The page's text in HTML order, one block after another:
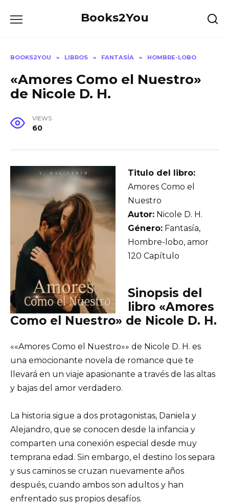
Books2You
BOOKS2YOU » LIBROS » FANTASÍA » HOMBRE-LOBO
«Amores Como el Nuestro»
de Nicole D. H.
VIEWS
60
Titulo del libro:
Amores Como el
Nuestro
Autor: Nicole D. H.
Género: Fantasía,
Hombre-lobo, amor
120 Capítulo
Sinopsis del
libro «Amores
Como el Nuestro» de Nicole D. H.
««Amores Como el Nuestro»» de Nicole D. H. es
una emocionante novela de romance que te
llevará en un viaje apasionante a través de las altas
y bajas del amor verdadero.
La historia sigue a dos protagonistas, Daniela y
Alejandro, que se conocen desde la infancia y
comparten una conexión especial desde muy
temprana edad. Sin embargo, el destino los separa
y sus caminos se cruzan nuevamente años
después, cuando ambos son adultos y han
enfrentado sus propios desafíos.